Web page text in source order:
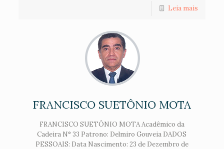
Leia mais
FRANCISCO SUETÔNIO MOTA
FRANCISCO SUETÔNIO MOTA Acadêmico da
Cadeira N° 33 Patrono: Delmiro Gouveia DADOS
PESSOAIS: Data Nascimento: 23 de Dezembro de